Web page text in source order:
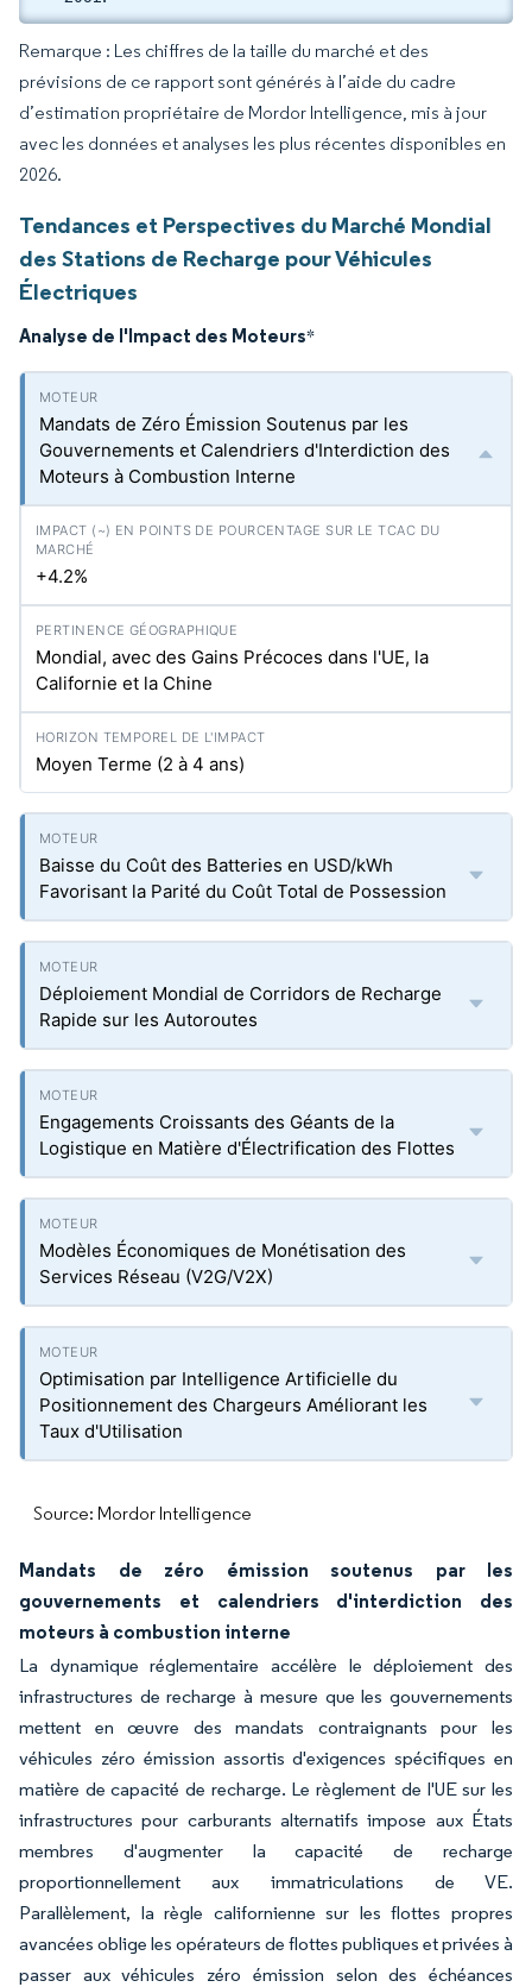
Remarque : Les chiffres de la taille du marché et des
prévisions de ce rapport sont générés à l’aide du cadre
d’estimation propriétaire de Mordor Intelligence, mis à jour
avec les données et analyses les plus récentes disponibles en
2026.
Tendances et Perspectives du Marché Mondial
des Stations de Recharge pour Véhicules
Électriques
Analyse de l'Impact des Moteurs*
Mandats de Zéro Émission Soutenus par les
Gouvernements et Calendriers d'Interdiction des
Moteurs à Combustion Interne
+4.2%
Mondial, avec des Gains Précoces dans l'UE, la
Californie et la Chine
Moyen Terme (2 à 4 ans)
Baisse du Coût des Batteries en USD/kWh
Favorisant la Parité du Coût Total de Possession
Déploiement Mondial de Corridors de Recharge
Rapide sur les Autoroutes
Engagements Croissants des Géants de la
Logistique en Matière d'Électrification des Flottes
Modèles Économiques de Monétisation des
Services Réseau (V2G/V2X)
Optimisation par Intelligence Artificielle du
Positionnement des Chargeurs Améliorant les
Taux d'Utilisation
Source: Mordor Intelligence
Mandats de zéro émission soutenus par les
gouvernements et calendriers d'interdiction des
moteurs à combustion interne
La dynamique réglementaire accélère le déploiement des
infrastructures de recharge à mesure que les gouvernements
mettent en œuvre des mandats contraignants pour les
véhicules zéro émission assortis d'exigences spécifiques en
matière de capacité de recharge. Le règlement de l'UE sur les
infrastructures pour carburants alternatifs impose aux États
membres d'augmenter la capacité de recharge
proportionnellement aux immatriculations de VE.
Parallèlement, la règle californienne sur les flottes propres
avancées oblige les opérateurs de flottes publiques et privées à
passer aux véhicules zéro émission selon des échéances